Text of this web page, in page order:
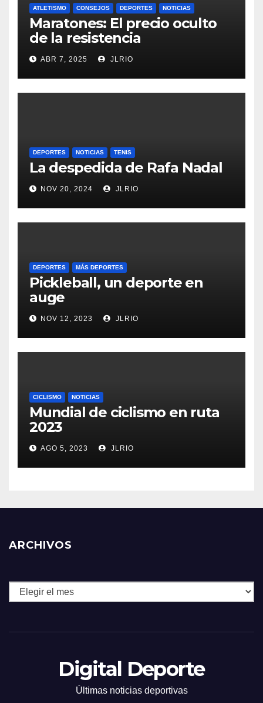
ATLETISMO CONSEJOS DEPORTES NOTICIAS
Maratones: El precio oculto
de la resistencia
ABR 7, 2025 JLRIO
DEPORTES NOTICIAS TENIS
La despedida de Rafa Nadal
NOV 20, 2024 JLRIO
DEPORTES MÁS DEPORTES
Pickleball, un deporte en
auge
NOV 12, 2023 JLRIO
CICLISMO NOTICIAS
Mundial de ciclismo en ruta
2023
AGO 5, 2023 JLRIO
ARCHIVOS
Archivos
Digital Deporte
Últimas noticias deportivas